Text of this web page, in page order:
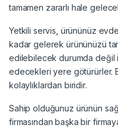
tamamen zararlı hale
Yetkili servis, ürününüz
kadar gelerek ürününüzü
edilebilecek durumda değil
edecekleri yere götürürler.
kolaylıklardan biridir.
Sahip olduğunuz ürünün
firmasından başka bir